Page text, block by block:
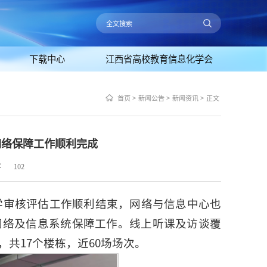
下载中心 江西省高校教育信息化学会
首页 > 新闻公告 > 新闻资讯 > 正文
保障工作顺利完成
102
核评估工作顺利结束，网络与信息中心也
及信息系统保障工作。线上听课及访谈覆
17个楼栋，近60场场次。